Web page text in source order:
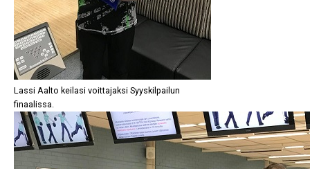
Lassi Aalto keilasi voittajaksi Syyskilpailun
finaalissa.